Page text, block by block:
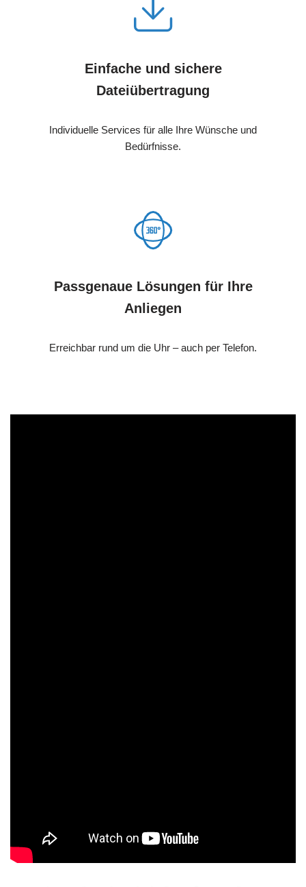
Einfache und sichere
Dateiübertragung
Individuelle Services für alle Ihre Wünsche und
Bedürfnisse.
Passgenaue Lösungen für Ihre
Anliegen
Erreichbar rund um die Uhr – auch per Telefon.